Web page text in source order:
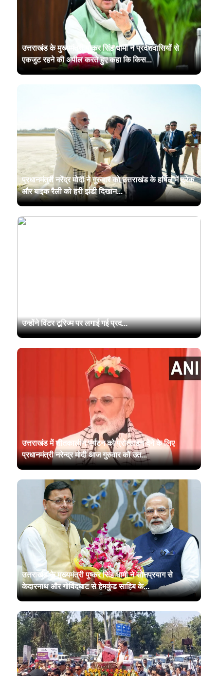
उत्तराखंड के मुख्यमंत्री पुष्कर सिंह धामी ने प्रदेशवासियों से
एकजुट रहने की अपील करते हुए कहा कि किस...
प्रधानमंत्री नरेंद्र मोदी ने गुरुवार को उत्तराखंड के हर्षिल में ट्रेक
और बाइक रैली को हरी झंडी दिखान...
उन्होंने विंटर टूरिज्म पर लगाई गई प्रद...
उत्तराखंड में शीतकालीन पर्यटन को प्रोत्साहन देने के लिए
प्रधानमंत्री नरेन्‍द्र मोदी आज गुरुवार को उत...
उत्तराखंड के मुख्यमंत्री पुष्कर सिंह धामी ने सोनप्रयाग से
केदारनाथ और गोविंदघाट से हेमकुंड साहिब के...